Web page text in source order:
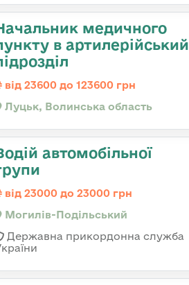
медичного
в артилерійський
від 23600 до 123600 грн
Луцьк, Волинська область
автомобільної
від 23000 до 23000 грн
Могилів-Подільський
Державна прикордонна служба